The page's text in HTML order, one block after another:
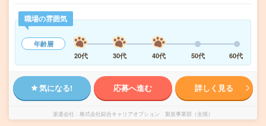
職場の雰囲気
年齢層
20代
30代 40代 50代 60代
気になる! 応募へ進む 詳しく見る
派遣会社 株式会社綜合キャリアオプション 製造事業部（全国）